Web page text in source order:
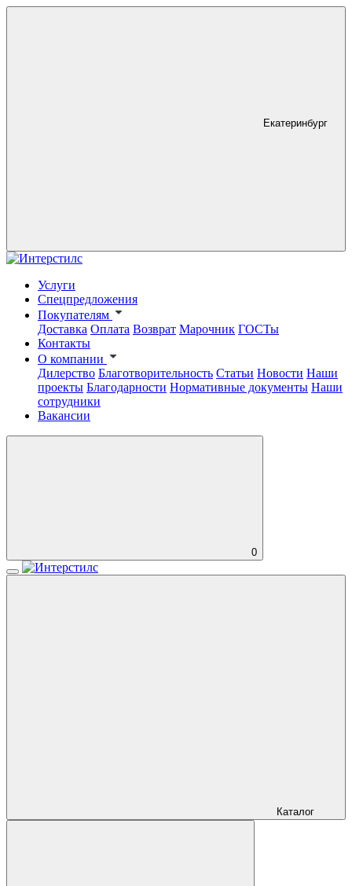
Екатеринбург
Услуги
Спецпредложения
Покупателям
Доставка Оплата Возврат Марочник ГОСТы
Контакты
О компании
Дилерство Благотворительность Статьи Новости Наши
проекты Благодарности Нормативные документы Наши
сотрудники
Вакансии
0
Каталог